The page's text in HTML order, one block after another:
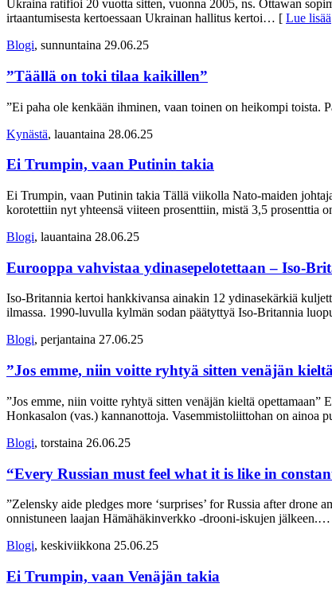
Ukraina ratifioi 20 vuotta sitten, vuonna 2005, ns. Ottawan
irtaantumisesta kertoessaan Ukrainan hallitus kertoi… [ Lue lisää
Blogi, sunnuntaina 29.06.25
”Täällä on toki tilaa kaikillen”
”Ei paha ole kenkään ihminen, vaan toinen on heikompi toista.
Kynästä, lauantaina 28.06.25
Ei Trumpin, vaan Putinin takia
Ei Trumpin, vaan Putinin takia Tällä viikolla Nato-maiden
korotettiin nyt yhteensä viiteen prosenttiin, mistä 3,5 prosenttia
Blogi, lauantaina 28.06.25
Eurooppa vahvistaa ydinasepelotettaan – Iso-
Iso-Britannia kertoi hankkivansa ainakin 12 ydinasekärkiä
ilmassa. 1990-luvulla kylmän sodan päätyttyä Iso-Britannia
Blogi, perjantaina 27.06.25
”Jos emme, niin voitte ryhtyä sitten venäjän
”Jos emme, niin voitte ryhtyä sitten venäjän kieltä
Honkasalon (vas.) kannanottoja. Vasemmistoliittohan on ainoa
Blogi, torstaina 26.06.25
“Every Russian must feel what it is like in
”Zelensky aide pledges more ‘surprises’ for Russia after
onnistuneen laajan Hämähäkinverkko -drooni-iskujen jälkeen.…
Blogi, keskiviikkona 25.06.25
Ei Trumpin, vaan Venäjän takia